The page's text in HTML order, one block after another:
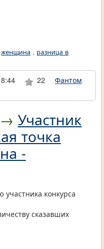
женщина , разница в
22
Фантом
→ Участник
точка
-
конкурса
сказавших